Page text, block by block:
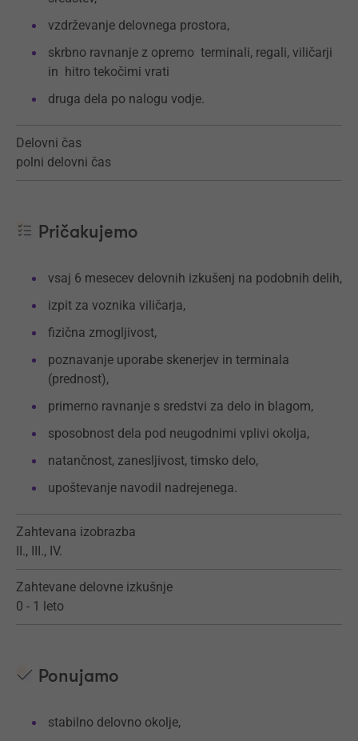
vzdrževanje delovnega prostora,
skrbno ravnanje z opremo terminali, regali, viličarji
in hitro tekočimi vrati
druga dela po nalogu vodje.
Delovni čas
polni delovni čas
Pričakujemo
vsaj 6 mesecev delovnih izkušenj na podobnih delih,
izpit za voznika viličarja,
fizična zmogljivost,
poznavanje uporabe skenerjev in terminala
(prednost),
primerno ravnanje s sredstvi za delo in blagom,
sposobnost dela pod neugodnimi vplivi okolja,
natančnost, zanesljivost, timsko delo,
upoštevanje navodil nadrejenega.
Zahtevana izobrazba
II., III., IV.
Zahtevane delovne izkušnje
0 - 1 leto
Ponujamo
stabilno delovno okolje,